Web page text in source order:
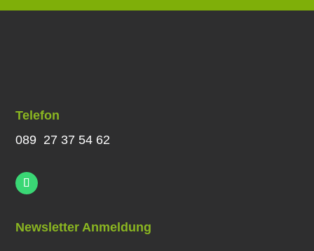
Telefon
089 27 37 54 62
Newsletter Anmeldung